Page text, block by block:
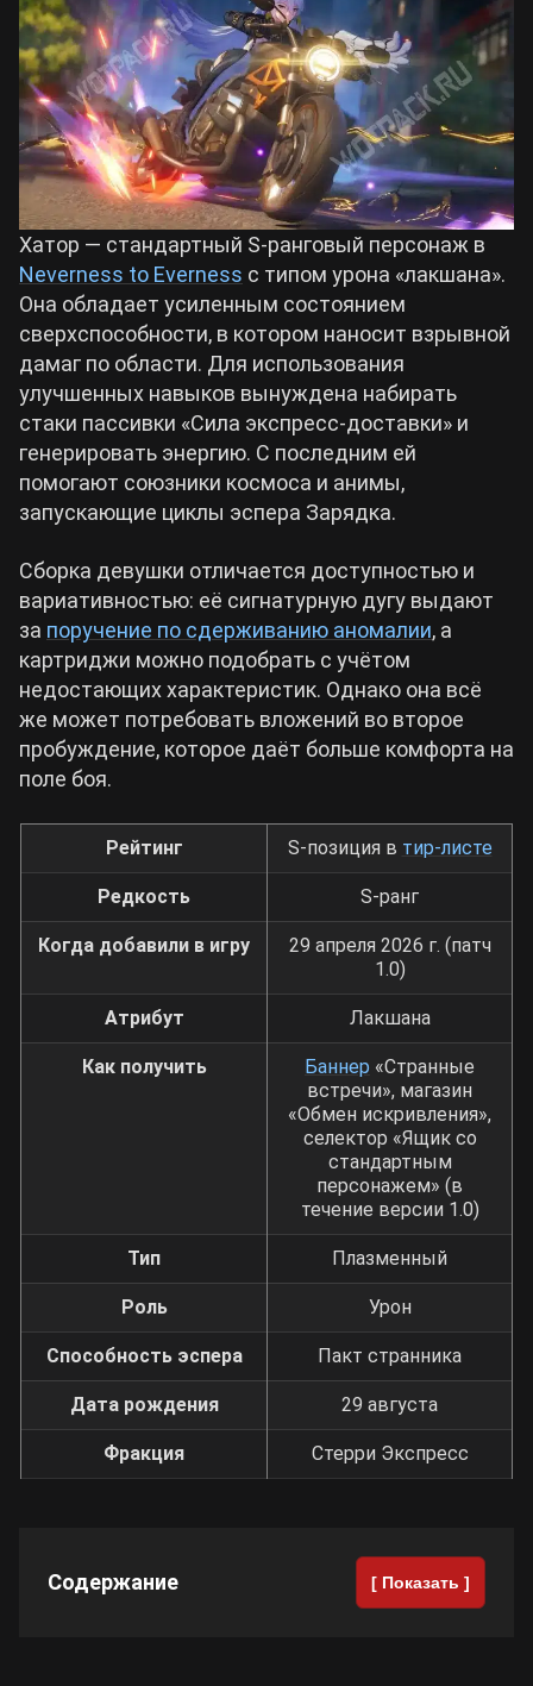
Crimson Desert
Zenless Zone Zero
Kingdom Come: Deliverance 2
Path of Exile 2
Wuthering Waves
Roblox
Hogwarts Legacy
Cyberpunk 2077
Все игры
Билды Arknights: Endfield
Билды Wuthering Waves
Билды Cyberpunk 2077
Билды Path of Exile 2
Хатор — стандартный S-ранговый персонаж в
Neverness to Everness с типом урона «лакшана».
Она обладает усиленным состоянием
сверхспособности, в котором наносит взрывной
дамаг по области. Для использования
улучшенных навыков вынуждена набирать
стаки пассивки «Сила экспресс-доставки» и
генерировать энергию. С последним ей
помогают союзники космоса и анимы,
запускающие циклы эспера Зарядка.
Сборка девушки отличается доступностью и
вариативностью: её сигнатурную дугу выдают
за поручение по сдерживанию аномалии, а
картриджи можно подобрать с учётом
недостающих характеристик. Однако она всё
же может потребовать вложений во второе
пробуждение, которое даёт больше комфорта на
поле боя.
Рейтинг S-позиция в тир-листе
Редкость S-ранг
Когда добавили в игру
29 апреля 2026 г. (патч
1.0)
Атрибут Лакшана
Как получить Баннер «Странные
встречи», магазин
«Обмен искривления»,
селектор «Ящик со
стандартным
персонажем» (в
течение версии 1.0)
Тип Плазменный
Роль Урон
Способность эспера Пакт странника
Дата рождения 29 августа
Фракция Стерри Экспресс
Содержание [ Показать ]